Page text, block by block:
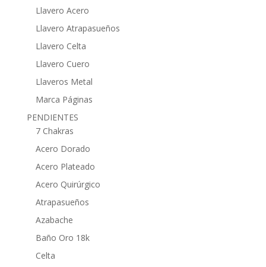
Llavero Acero
Llavero Atrapasueños
Llavero Celta
Llavero Cuero
Llaveros Metal
Marca Páginas
PENDIENTES
7 Chakras
Acero Dorado
Acero Plateado
Acero Quirúrgico
Atrapasueños
Azabache
Baño Oro 18k
Celta